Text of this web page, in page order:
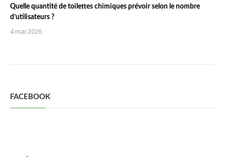
Quelle quantité de toilettes chimiques prévoir selon le nombre
d’utilisateurs ?
4 mai 2026
FACEBOOK